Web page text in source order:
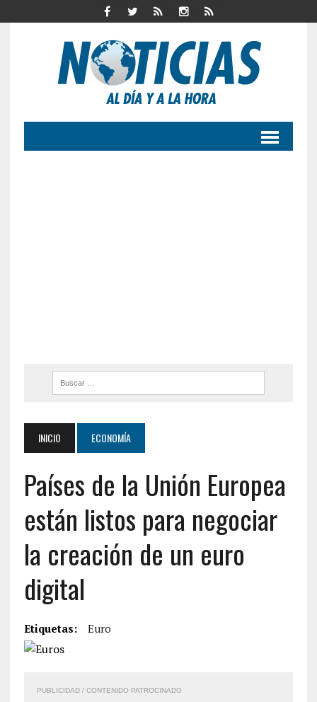
INICIO ECONOMÍA
Países de la Unión Europea
están listos para negociar
la creación de un euro
digital
Etiquetas: Euro
PUBLICIDAD / CONTENIDO PATROCINADO